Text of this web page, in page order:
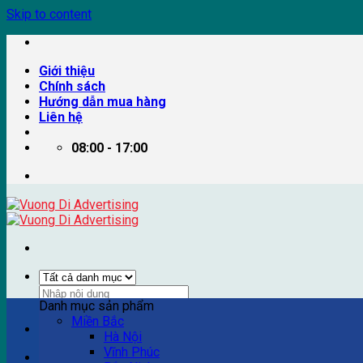
Skip to content
Giới thiệu
Chính sách
Hướng dẫn mua hàng
Liên hệ
08:00 - 17:00
Ví dụ: Billboard quảng cáo, pano quảng cáo, quảng cáo
Danh mục sản phẩm
Miền Bắc
Hà Nội
Vĩnh Phúc